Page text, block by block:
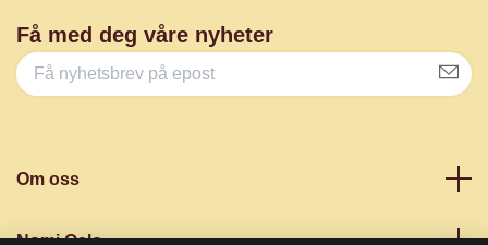
Få med deg våre nyheter
Om oss
Nomi Oslo